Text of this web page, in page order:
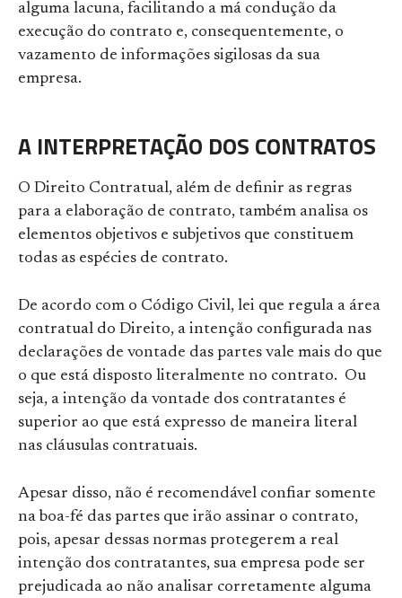
alguma lacuna, facilitando a má condução da
execução do contrato e, consequentemente, o
vazamento de informações sigilosas da sua
empresa.
A INTERPRETAÇÃO DOS CONTRATOS
O Direito Contratual, além de definir as regras
para a elaboração de contrato, também analisa os
elementos objetivos e subjetivos que constituem
todas as espécies de contrato.
De acordo com o Código Civil, lei que regula a área
contratual do Direito, a intenção configurada nas
declarações de vontade das partes vale mais do que
o que está disposto literalmente no contrato. Ou
seja, a intenção da vontade dos contratantes é
superior ao que está expresso de maneira literal
nas cláusulas contratuais.
Apesar disso, não é recomendável confiar somente
na boa-fé das partes que irão assinar o contrato,
pois, apesar dessas normas protegerem a real
intenção dos contratantes, sua empresa pode ser
prejudicada ao não analisar corretamente alguma